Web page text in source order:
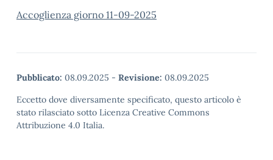
Accoglienza giorno 11-09-2025
Pubblicato: 08.09.2025 - Revisione: 08.09.2025
Eccetto dove diversamente specificato, questo articolo è
stato rilasciato sotto Licenza Creative Commons
Attribuzione 4.0 Italia.